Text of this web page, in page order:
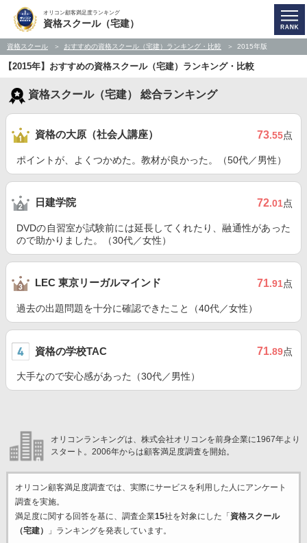
オリコン顧客満足度ランキング
資格スクール（宅建）
資格スクール おすすめの資格スクール（宅建）ランキング・比較 2015年版
【2015年】おすすめの資格スクール（宅建）ランキング・比較
資格スクール（宅建） 総合ランキング
資格の大原（社会人講座） 73.55点
ポイントが、よくつかめた。教材が良かった。（50代／男性）
日建学院 72.01点
DVDの自習室が試験前には延長してくれたり、融通性があった
ので助かりました。（30代／女性）
LEC 東京リーガルマインド 71.91点
過去の出題問題を十分に確認できたこと（40代／女性）
資格の学校TAC 71.89点
大手なので安心感があった（30代／男性）
オリコンランキングは、株式会社オリコンを前身企業に1967年より
スタート。2006年からは顧客満足度調査を開始。
オリコン顧客満足度調査では、実際にサービスを利用した 人にアンケート
調査を実施。
満足度に関する回答を基に、調査企業15社を対象にした「 資格スクール
（宅建）
」ランキングを発表しています。